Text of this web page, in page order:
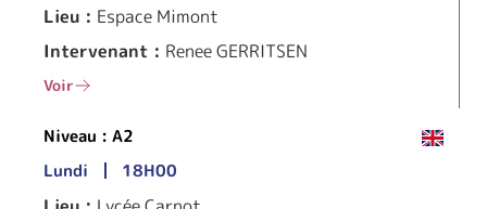
Lieu : Espace Mimont
Intervenant : Renee GERRITSEN
Voir
Niveau : A2
Lundi
18H00